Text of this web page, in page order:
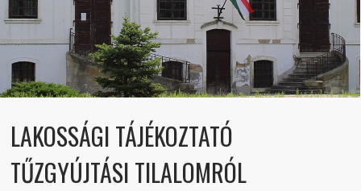
LAKOSSÁGI TÁJÉKOZTATÓ
TŰZGYÚJTÁSI TILALOMRÓL